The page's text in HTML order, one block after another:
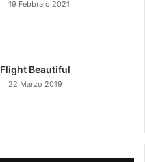
19 Febbraio 2021
Flight Beautiful
22 Marzo 2019